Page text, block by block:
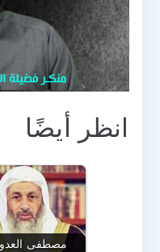
انظر أيضًا
مصطفى